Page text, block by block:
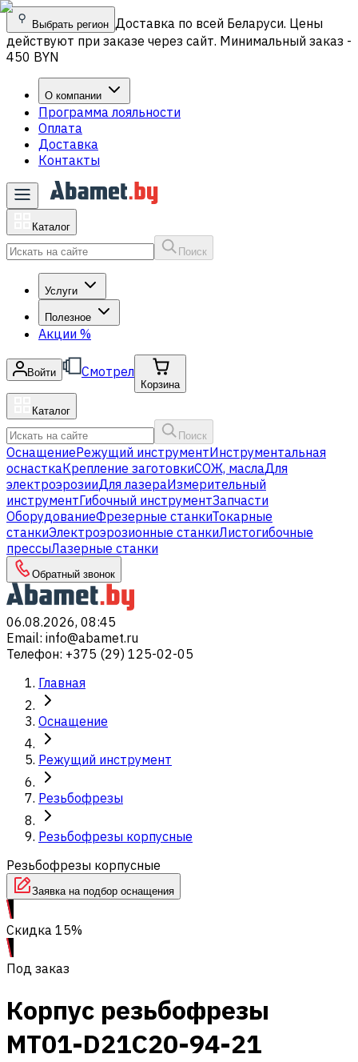
Выбрать регион Доставка по всей Беларуси. Цены
действуют при заказе через сайт. Минимальный заказ -
450 BYN
О компании
Программа лояльности
Оплата
Доставка
Контакты
Каталог
Поиск
Услуги
Полезное
Акции %
Войти Смотрел
Корзина
Каталог
Поиск
ОснащениеРежущий инструментИнструментальная
оснасткаКрепление заготовкиСОЖ, маслаДля
электроэрозииДля лазераИзмерительный
инструментГибочный инструментЗапчасти
ОборудованиеФрезерные станкиТокарные
станкиЭлектроэрозионные станкиЛистогибочные
прессыЛазерные станки
Обратный звонок
06.08.2026, 08:45
Email: info@abamet.ru
Телефон: +375 (29) 125-02-05
Главная
Оснащение
Режущий инструмент
Резьбофрезы
Резьбофрезы корпусные
Резьбофрезы корпусные
Заявка на подбор оснащения
Скидка 15%
Под заказ
Корпус резьбофрезы
MT01-D21C20-94-21